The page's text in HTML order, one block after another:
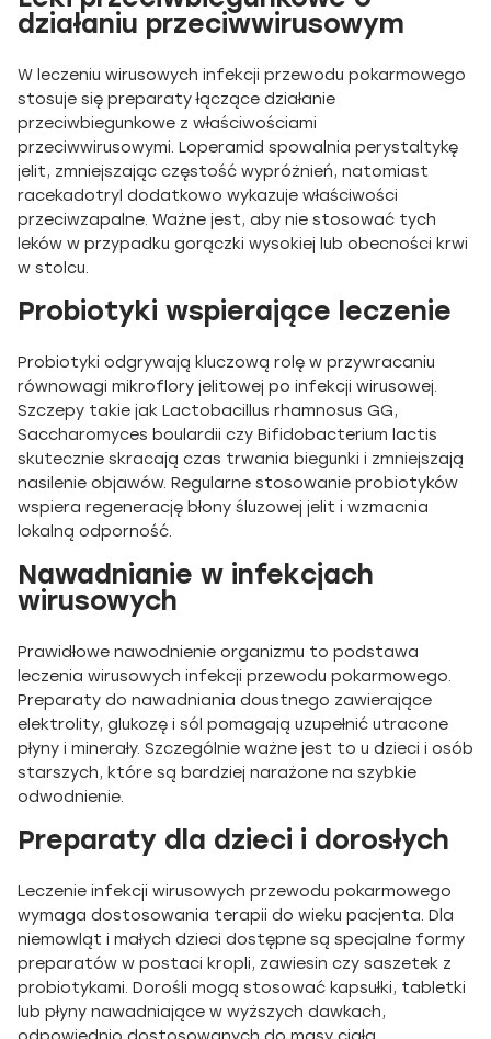
działaniu przeciwwirusowym
W leczeniu wirusowych infekcji przewodu pokarmowego
stosuje się preparaty łączące działanie
przeciwbiegunkowe z właściwościami
przeciwwirusowymi. Loperamid spowalnia perystaltykę
jelit, zmniejszając częstość wypróżnień, natomiast
racekadotryl dodatkowo wykazuje właściwości
przeciwzapalne. Ważne jest, aby nie stosować tych
leków w przypadku gorączki wysokiej lub obecności krwi
w stolcu.
Probiotyki wspierające leczenie
Probiotyki odgrywają kluczową rolę w przywracaniu
równowagi mikroflory jelitowej po infekcji wirusowej.
Szczepy takie jak Lactobacillus rhamnosus GG,
Saccharomyces boulardii czy Bifidobacterium lactis
skutecznie skracają czas trwania biegunki i zmniejszają
nasilenie objawów. Regularne stosowanie probiotyków
wspiera regenerację błony śluzowej jelit i wzmacnia
lokalną odporność.
Nawadnianie w infekcjach
wirusowych
Prawidłowe nawodnienie organizmu to podstawa
leczenia wirusowych infekcji przewodu pokarmowego.
Preparaty do nawadniania doustnego zawierające
elektrolity, glukozę i sól pomagają uzupełnić utracone
płyny i minerały. Szczególnie ważne jest to u dzieci i osób
starszych, które są bardziej narażone na szybkie
odwodnienie.
Preparaty dla dzieci i dorosłych
Leczenie infekcji wirusowych przewodu pokarmowego
wymaga dostosowania terapii do wieku pacjenta. Dla
niemowląt i małych dzieci dostępne są specjalne formy
preparatów w postaci kropli, zawiesin czy saszetek z
probiotykami. Dorośli mogą stosować kapsułki, tabletki
lub płyny nawadniające w wyższych dawkach,